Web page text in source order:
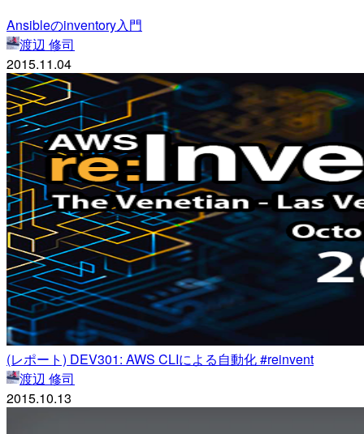
Ansibleのinventory入門
渡辺 修司
2015.11.04
(レポート) DEV301: AWS CLIによる自動化 #reinvent
渡辺 修司
2015.10.13